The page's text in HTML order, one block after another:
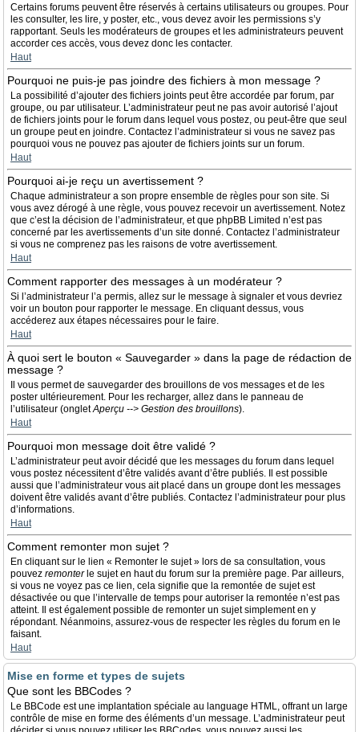
Certains forums peuvent être réservés à certains utilisateurs ou groupes. Pour
les consulter, les lire, y poster, etc., vous devez avoir les permissions s’y
rapportant. Seuls les modérateurs de groupes et les administrateurs peuvent
accorder ces accès, vous devez donc les contacter.
Haut
Pourquoi ne puis-je pas joindre des fichiers à mon message ?
La possibilité d’ajouter des fichiers joints peut être accordée par forum, par
groupe, ou par utilisateur. L’administrateur peut ne pas avoir autorisé l’ajout
de fichiers joints pour le forum dans lequel vous postez, ou peut-être que seul
un groupe peut en joindre. Contactez l’administrateur si vous ne savez pas
pourquoi vous ne pouvez pas ajouter de fichiers joints sur un forum.
Haut
Pourquoi ai-je reçu un avertissement ?
Chaque administrateur a son propre ensemble de règles pour son site. Si
vous avez dérogé à une règle, vous pouvez recevoir un avertissement. Notez
que c’est la décision de l’administrateur, et que phpBB Limited n’est pas
concerné par les avertissements d’un site donné. Contactez l’administrateur
si vous ne comprenez pas les raisons de votre avertissement.
Haut
Comment rapporter des messages à un modérateur ?
Si l’administrateur l’a permis, allez sur le message à signaler et vous devriez
voir un bouton pour rapporter le message. En cliquant dessus, vous
accéderez aux étapes nécessaires pour le faire.
Haut
À quoi sert le bouton « Sauvegarder » dans la page de rédaction de
message ?
Il vous permet de sauvegarder des brouillons de vos messages et de les
poster ultérieurement. Pour les recharger, allez dans le panneau de
l’utilisateur (ongletAperçu --> Gestion des brouillons).
Haut
Pourquoi mon message doit être validé ?
L’administrateur peut avoir décidé que les messages du forum dans lequel
vous postez nécessitent d’être validés avant d’être publiés. Il est possible
aussi que l’administrateur vous ait placé dans un groupe dont les messages
doivent être validés avant d’être publiés. Contactez l’administrateur pour plus
d’informations.
Haut
Comment remonter mon sujet ?
En cliquant sur le lien « Remonter le sujet » lors de sa consultation, vous
pouvez remonterle sujet en haut du forum sur la première page. Par ailleurs,
si vous ne voyez pas ce lien, cela signifie que la remontée de sujet est
désactivée ou que l’intervalle de temps pour autoriser la remontée n’est pas
atteint. Il est également possible de remonter un sujet simplement en y
répondant. Néanmoins, assurez-vous de respecter les règles du forum en le
faisant.
Haut
Mise en forme et types de sujets
Que sont les BBCodes ?
Le BBCode est une implantation spéciale au language HTML, offrant un large
contrôle de mise en forme des éléments d’un message. L’administrateur peut